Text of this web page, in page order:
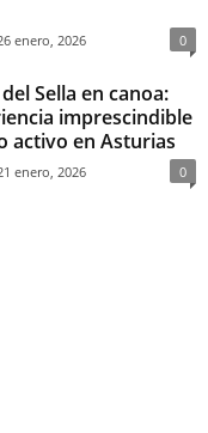
enero, 2026 0
Sella en canoa:
imprescindible
activo en Asturias
enero, 2026 0